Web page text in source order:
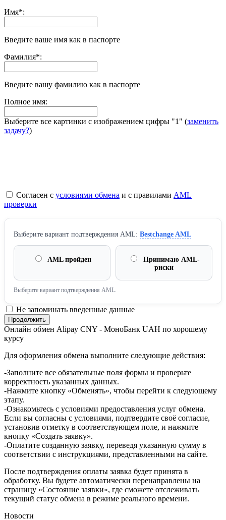
Имя*:
Введите ваше имя как в паспорте
Фамилия*:
Введите вашу фамилию как в паспорте
Полное имя:
Выберите все картинки с изображением цифры "1" (заменить
задачу?)
Согласен с условиями обмена и с правилами AML
проверки
Выберите вариант подтверждения AML: Bestchange AML
AML пройден
Принимаю AML-
риски
Выберите вариант подтверждения AML.
Не запоминать введенные данные
Онлайн обмен Alipay CNY - МоноБанк UAH по хорошему
курсу
Для оформления обмена выполните следующие действия:
-Заполните все обязательные поля формы и проверьте
корректность указанных данных.
-Нажмите кнопку «Обменять», чтобы перейти к следующему
этапу.
-Ознакомьтесь с условиями предоставления услуг обмена.
Если вы согласны с условиями, подтвердите своё согласие,
установив отметку в соответствующем поле, и нажмите
кнопку «Создать заявку».
-Оплатите созданную заявку, переведя указанную сумму в
соответствии с инструкциями, представленными на сайте.
После подтверждения оплаты заявка будет принята в
обработку. Вы будете автоматически перенаправлены на
страницу «Состояние заявки», где сможете отслеживать
текущий статус обмена в режиме реального времени.
Новости